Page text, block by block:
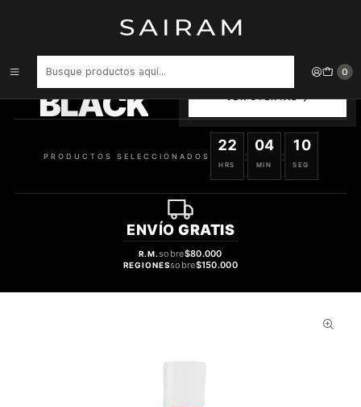
0
COLONIA REEBOK REVITALIZING BOOST MUJER BODY MIST 250 ML
BLACK
SELECCIONADOS
PRODUCTOS SELECCIONADOS
22
HRS
:
04
MIN
:
10
SEG
ENVÍO GRATIS
R.M.sobre$80.000
REGIONESsobre$150.000